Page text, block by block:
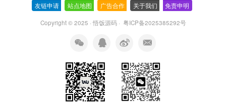
友链申请 站点地图 广告合作 关于我们 免责申明
Copyright © 2025 · 悟饭源码· 粤ICP备2025385292号